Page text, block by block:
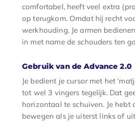
comfortabel, heeft veel extra
op terugkom. Omdat hij recht
werkhouding. Je armen
in met name de schouders ten
Gebruik van de Advance 2.0
Je bedient je cursor met het
tot wel 3 vingers tegelijk. Dat
horizontaal te schuiven. Je
bewegen als je uiterst links of